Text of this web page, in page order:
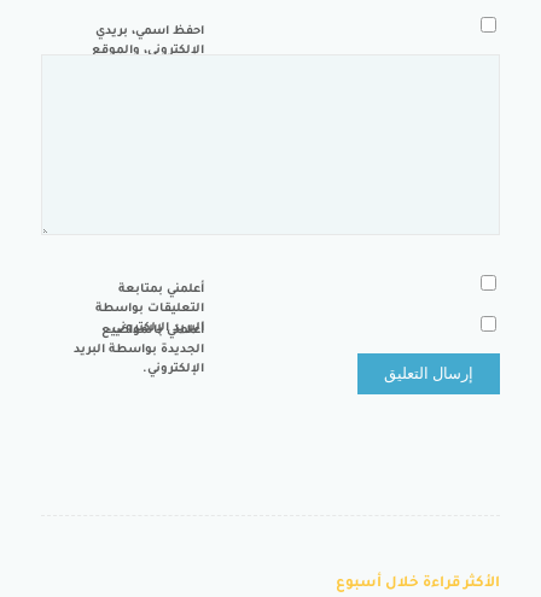
احفظ اسمي، بريدي
الإلكتروني، والموقع
أعلمني بمتابعة
التعليقات بواسطة
البريد الإلكتروني.
أعلمني بالمواضيع
الجديدة بواسطة البريد
الإلكتروني.
الأكثر قراءة خلال أسبوع